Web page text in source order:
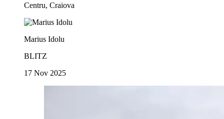
Centru, Craiova
Marius Idolu
BLITZ
17 Nov 2025